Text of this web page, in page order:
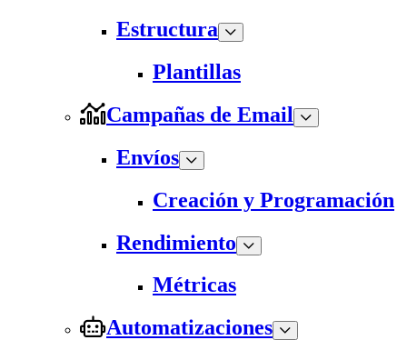
Estructura
Plantillas
Campañas de Email
Envíos
Creación y Programación
Rendimiento
Métricas
Automatizaciones